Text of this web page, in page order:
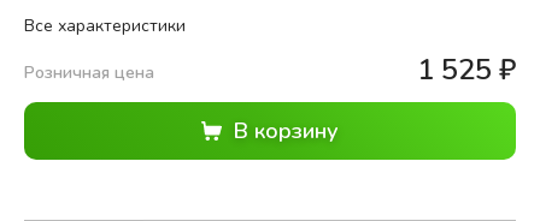
Все характеристики
Розничная цена 1 525 ₽